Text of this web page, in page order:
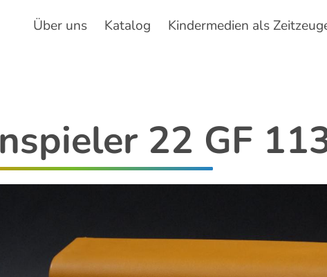
Über uns Katalog Kindermedien als
22 GF